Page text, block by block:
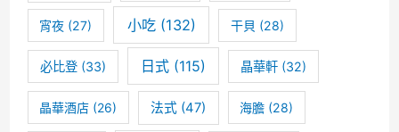
客
家
鮮
肉
宵夜 (27) 小吃(132) 干貝 (28)
必比登(33) 日式 (115) 晶華軒 (32)
晶華酒店 (26) 法式 (47) 海膽 (28)